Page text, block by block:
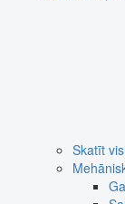
Skatīt